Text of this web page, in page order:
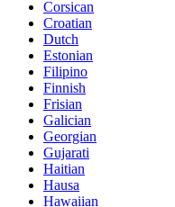
Corsican
Croatian
Dutch
Estonian
Filipino
Finnish
Frisian
Galician
Georgian
Gujarati
Haitian
Hausa
Hawaiian